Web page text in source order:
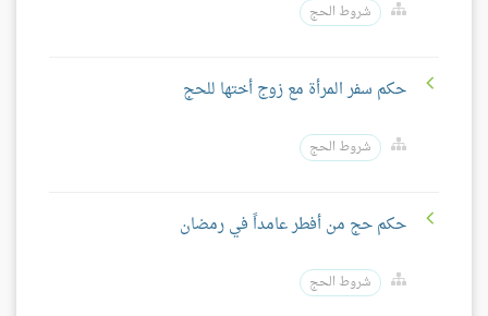
شروط الحج
حكم سفر المرأة مع زوج أختها للحج
شروط الحج
حكم حج من أفطر عامداً في رمضان
شروط الحج